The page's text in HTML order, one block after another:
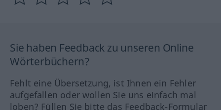
Sie haben Feedback zu unseren Online
Wörterbüchern?
Fehlt eine Übersetzung, ist Ihnen ein Fehler
aufgefallen oder wollen Sie uns einfach mal
loben? Füllen Sie bitte das Feedback-Formular